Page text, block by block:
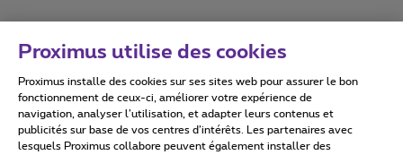
Conditions d'utilisation Accessibility statement
Proximus utilise des cookies
Proximus installe des cookies sur ses sites web pour assurer le bon
fonctionnement de ceux-ci, améliorer votre expérience de
navigation, analyser l’utilisation, et adapter leurs contenus et
publicités sur base de vos centres d’intérêts. Les partenaires avec
lesquels Proximus collabore peuvent également installer des